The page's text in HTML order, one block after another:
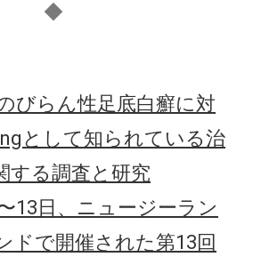
◆
びらん性足底白癬に対
として知られている治
する調査と研究
13日、ニュージーラン
ドで開催された第13回